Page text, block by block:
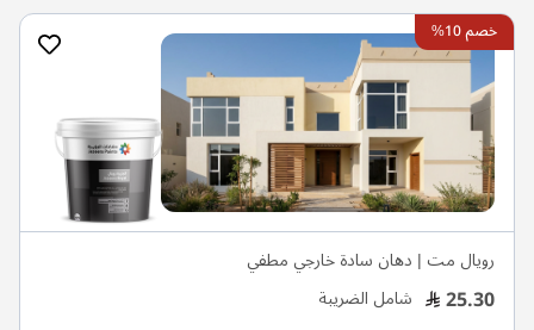
خصم 10%
رويال مت | دهان سادة خارجي مطفي
25.30 شامل الضريبة